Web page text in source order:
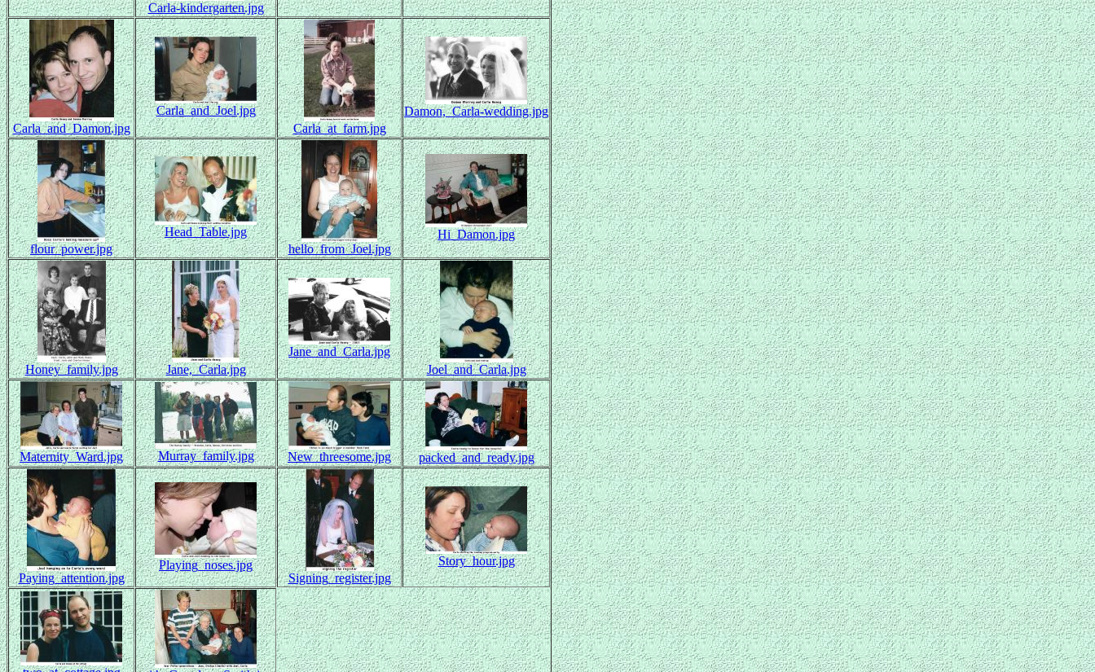
Carla-kindergarten.jpg
Carla_and_Damon.jpg
Carla_and_Joel.jpg
Carla_at_farm.jpg
Damon,_Carla-wedding.jpg
flour_power.jpg
Head_Table.jpg
hello_from_Joel.jpg
Hi_Damon.jpg
Honey_family.jpg Jane,_Carla.jpg
Jane_and_Carla.jpg
Joel_and_Carla.jpg
Maternity_Ward.jpg Murray_family.jpg New_threesome.jpg packed_and_ready.jpg
Paying_attention.jpg
Playing_noses.jpg
Signing_register.jpg
Story_hour.jpg